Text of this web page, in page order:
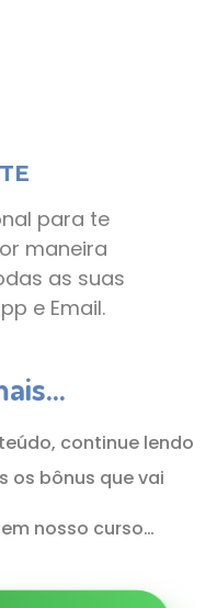
para te
maneira
as suas
e Email.
continue lendo
os bônus que vai
nosso curso…